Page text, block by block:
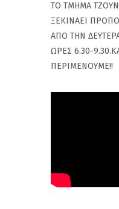
ΤΟ ΤΜΗΜΑ
ΞΕΚΙΝΑΕΙ
ΑΠΟ ΤΗΝ
ΩΡΕΣ 6.30-
ΠΕΡΙΜΕΝΟΥΜΕ!!